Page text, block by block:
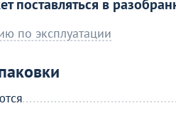
поставляться в
по эксплуатации
стол за 10 рублей!